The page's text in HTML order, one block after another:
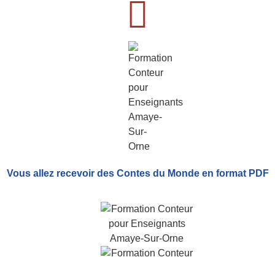
Vous allez recevoir des Contes du Monde en format PDF